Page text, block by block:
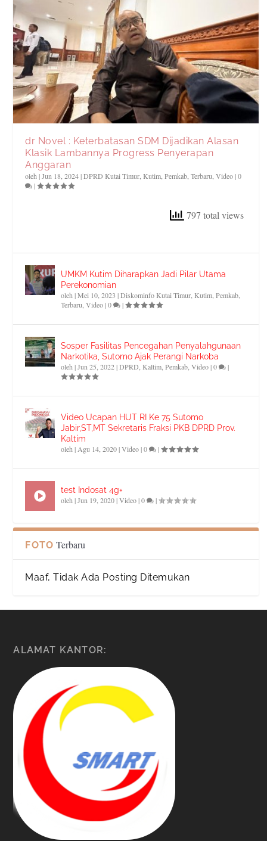
dr Novel : Keterbatasan SDM Dijadikan Alasan
Klasik Lambannya Progress Penyerapan
Anggaran
oleh|Jun 18, 2024|DPRD Kutai Timur ,Kutim ,Pemkab ,Terbaru ,Video|0
|
797 total views
UMKM Kutim Diharapkan Jadi Pilar Utama
Perekonomian
oleh|Mei 10, 2023 |Diskominfo Kutai Timur ,Kutim ,Pemkab
Terbaru ,Video|0 |
Sosper Fasilitas Pencegahan Penyalahgunaan
Narkotika, Sutomo Ajak Perangi Narkoba
oleh|Jun 25, 2022|DPRD ,Kaltim ,Pemkab ,Video|0 |
Video Ucapan HUT RI Ke 75 Sutomo
Jabir,ST,MT Sekretaris Fraksi PKB DPRD Prov.
Kaltim
oleh| Agu 14, 2020|Video|0 |
test Indosat 4g+
oleh|Jun 19, 2020|Video|0 |
FOTO Terbaru
Maaf, Tidak Ada Posting Ditemukan
ALAMAT KANTOR: